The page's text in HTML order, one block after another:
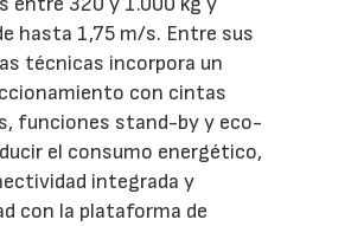
hasta 1,75 m/s. Entre sus
técnicas incorpora un
con cintas
funciones stand-by y eco-
el consumo energético,
integrada y
con la plataforma de